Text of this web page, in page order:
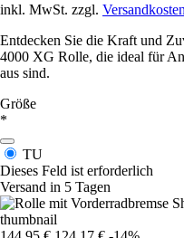
inkl. MwSt. zzgl. Versandkosten
Entdecken Sie die Kraft und
4000 XG Rolle, die ideal für
aus sind.
Größe
*
TU
Dieses Feld ist erforderlich
Versand in 5 Tagen